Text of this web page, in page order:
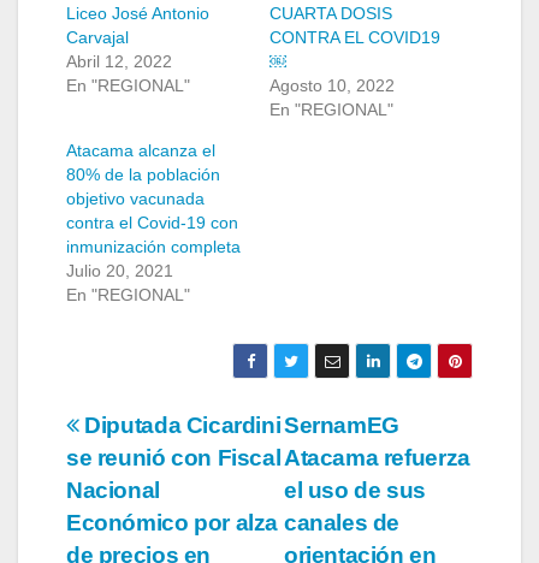
Liceo José Antonio
Carvajal
Abril 12, 2022
En "REGIONAL"
CUARTA DOSIS
CONTRA EL COVID19
￼
Agosto 10, 2022
En "REGIONAL"
Atacama alcanza el
80% de la población
objetivo vacunada
contra el Covid-19 con
inmunización completa
Julio 20, 2021
En "REGIONAL"
Navegación
de
entradas
SernamEG
Atacama refuerza
el uso de sus
canales de
orientación en
Diputada Cicardini
se reunió con Fiscal
Nacional
Económico por alza
de precios en